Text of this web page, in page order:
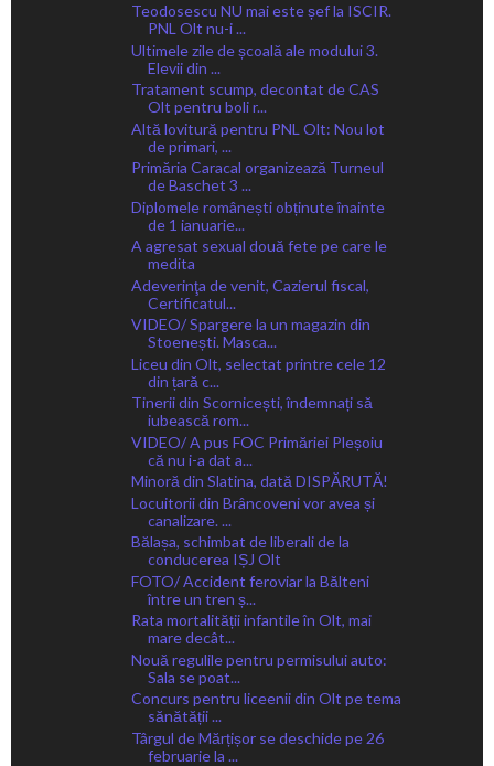
Teodosescu NU mai este șef la ISCIR.
PNL Olt nu-i ...
Ultimele zile de școală ale modului 3.
Elevii din ...
Tratament scump, decontat de CAS
Olt pentru boli r...
Altă lovitură pentru PNL Olt: Nou lot
de primari, ...
Primăria Caracal organizează Turneul
de Baschet 3 ...
Diplomele românești obținute înainte
de 1 ianuarie...
A agresat sexual două fete pe care le
medita
Adeverinţa de venit, Cazierul fiscal,
Certificatul...
VIDEO/ Spargere la un magazin din
Stoenești. Masca...
Liceu din Olt, selectat printre cele 12
din țară c...
Tinerii din Scornicești, îndemnați să
iubească rom...
VIDEO/ A pus FOC Primăriei Pleșoiu
că nu i-a dat a...
Minoră din Slatina, dată DISPĂRUTĂ!
Locuitorii din Brâncoveni vor avea și
canalizare. ...
Bălașa, schimbat de liberali de la
conducerea IȘJ Olt
FOTO/ Accident feroviar la Bălteni
între un tren ș...
Rata mortalității infantile în Olt, mai
mare decât...
Nouă regulile pentru permisului auto:
Sala se poat...
Concurs pentru liceenii din Olt pe tema
sănătății ...
Târgul de Mărțișor se deschide pe 26
februarie la ...